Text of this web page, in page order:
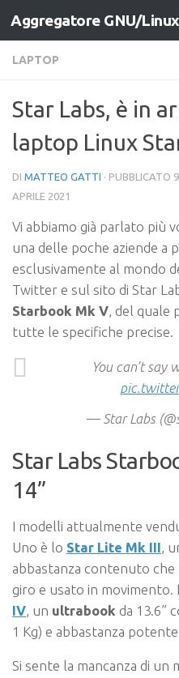
Salta al contenuto
Aggregatore GNU/
LAPTOP
Star Labs, è in
laptop Linux
DI MATTEO GATTI · PUBBLICATO
APRILE 2021
Vi abbiamo già parlato più
una delle poche aziende a
esclusivamente al mondo
Twitter e sul sito di Star
Starbook Mk V, del quale
tutte le specifiche precise.
You can’t say
— Star Labs
Star Labs
14”
I modelli attualmente
Uno è lo Star Lite Mk III ,
abbastanza contenuto
giro e usato in movimento.
IV , un ultrabook da 13.6”
1 Kg) e abbastanza potente.
Si sente la mancanza di un